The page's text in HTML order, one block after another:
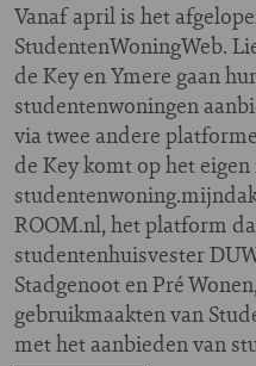
Vanaf april is het
StudentenWoningWeb.
de Key en Ymere gaan
studentenwoningen
via twee andere
de Key komt op het
ROOM.nl, het platform
studentenhuisvester
Stadgenoot en Pré
gebruikmaakten van
met het aanbieden van